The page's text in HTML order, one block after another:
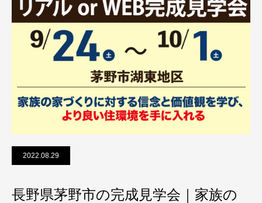
2022.08.29
長野県茅野市の完成見学会｜家族の